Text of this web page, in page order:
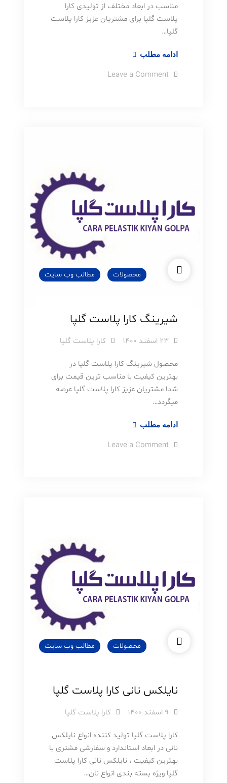
مناسب در ابعاد مختلف از تولیدی کارا
پلاست گلپا برای مشتریان عزیز کارا پلاست
گلپا…
ادامه مطلبنایلون
پلاست
Leave a Comment
on
محصولات مطالب وب سایت
شیرینگ کارا پلاست گلپا
۲۳ اسفند ۱۴۰۰ کارا پلاست گلپا
محصول شیرینگ کارا پلاست گلپا در
بهترین کیفیت با مناسب ترین قیمت برای
شما مشتریان عزیز کارا پلاست گلپا عرضه
میگردد…
ادامه مطلبشیرینگ
پلاست
Leave a Comment
on
محصولات مطالب وب سایت
نایلکس نانی کارا پلاست گلپا
۹ اسفند ۱۴۰۰ کارا پلاست گلپا
کارا پلاست گلپا تولید کننده انواع نایلکس
نانی در ابعاد استاندارد و سفارشی مشتری با
بهترین کیفیت ، نایلکس نانی کارا پلاست
گلپا ویژه بسته بندی انواع نان…